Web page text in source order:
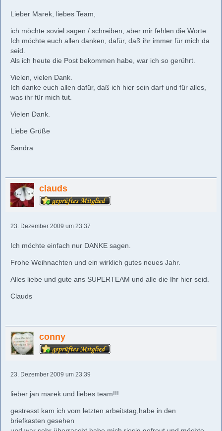
Lieber Marek, liebes Team,
ich möchte soviel sagen / schreiben, aber mir fehlen die Worte.
Ich möchte euch allen danken, dafür, daß ihr immer für mich da
seid.
Als ich heute die Post bekommen habe, war ich so gerührt.
Vielen, vielen Dank.
Ich danke euch allen dafür, daß ich hier sein darf und für alles,
was ihr für mich tut.
Vielen Dank.
Liebe Grüße
Sandra
clauds
23. Dezember 2009 um 23:37
Ich möchte einfach nur DANKE sagen.
Frohe Weihnachten und ein wirklich gutes neues Jahr.
Alles liebe und gute ans SUPERTEAM und alle die Ihr hier seid.
Clauds
conny
23. Dezember 2009 um 23:39
lieber jan marek und liebes team!!!
gestresst kam ich vom letzten arbeitstag,habe in den
briefkasten gesehen